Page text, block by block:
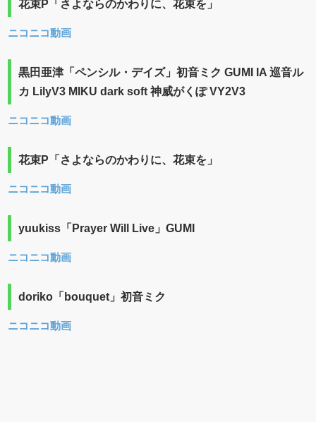
花束P「さよならのかわりに、花束を」
ニコニコ動画
黒田亜津「ペンシル・デイズ」初音ミク GUMI IA 巡音ル
カ LilyV3 MIKU dark soft 神威がくぽ VY2V3
ニコニコ動画
花束P「さよならのかわりに、花束を」
ニコニコ動画
yuukiss「Prayer Will Live」GUMI
ニコニコ動画
doriko「bouquet」初音ミク
ニコニコ動画